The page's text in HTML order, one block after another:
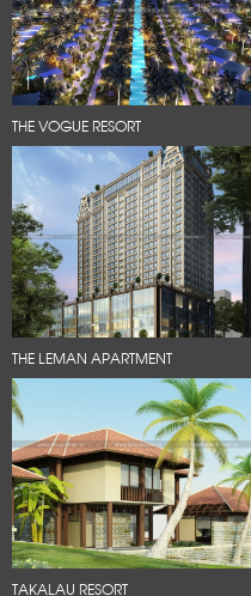
THE VOGUE RESORT
THE LEMAN APARTMENT
TAKALAU RESORT